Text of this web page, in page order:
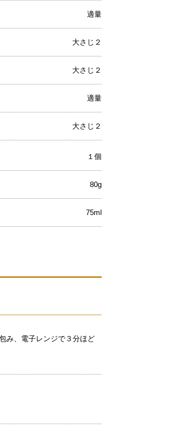
適量
大さじ２
大さじ２
適量
大さじ２
１個
80g
75ml
み、電子レンジで３分ほど